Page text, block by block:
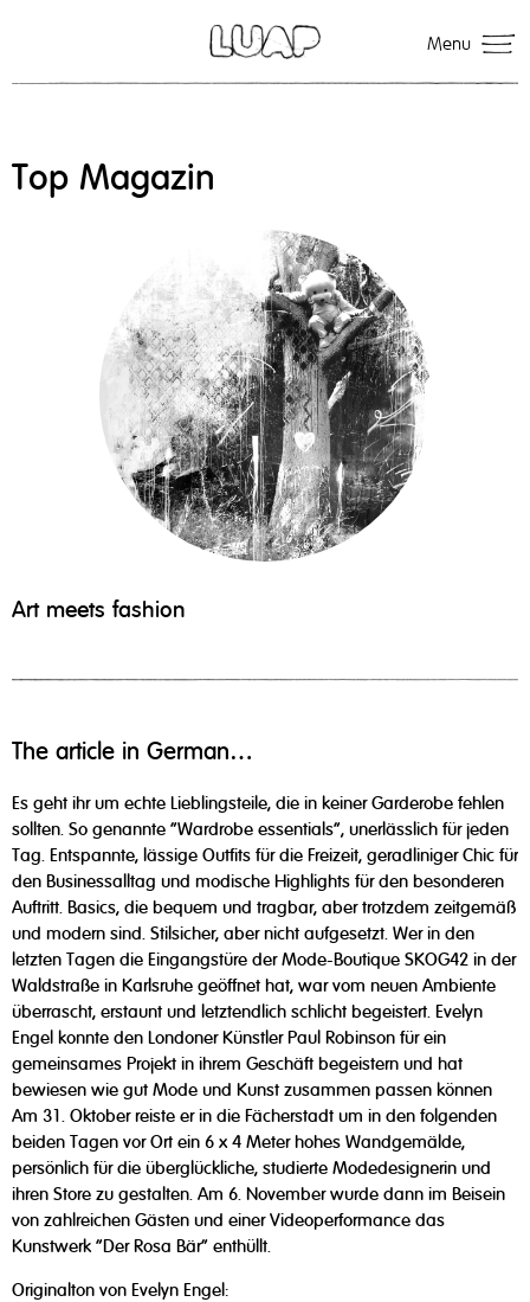
Menu
Top Magazin
Art meets fashion
The article in German…
Es geht ihr um echte Lieblingsteile, die in keiner Garderobe fehlen
sollten. So genannte "Wardrobe essentials", unerlässlich für jeden
Tag. Entspannte, lässige Outfits für die Freizeit, geradliniger Chic für
den Businessalltag und modische Highlights für den besonderen
Auftritt. Basics, die bequem und tragbar, aber trotzdem zeitgemäß
und modern sind. Stilsicher, aber nicht aufgesetzt. Wer in den
letzten Tagen die Eingangstüre der Mode-Boutique SKOG42 in der
Waldstraße in Karlsruhe geöffnet hat, war vom neuen Ambiente
überrascht, erstaunt und letztendlich schlicht begeistert. Evelyn
Engel konnte den Londoner Künstler Paul Robinson für ein
gemeinsames Projekt in ihrem Geschäft begeistern und hat
bewiesen wie gut Mode und Kunst zusammen passen können
Am 31. Oktober reiste er in die Fächerstadt um in den folgenden
beiden Tagen vor Ort ein 6 x 4 Meter hohes Wandgemälde,
persönlich für die überglückliche, studierte Modedesignerin und
ihren Store zu gestalten. Am 6. November wurde dann im Beisein
von zahlreichen Gästen und einer Videoperformance das
Kunstwerk "Der Rosa Bär" enthüllt.
Originalton von Evelyn Engel: